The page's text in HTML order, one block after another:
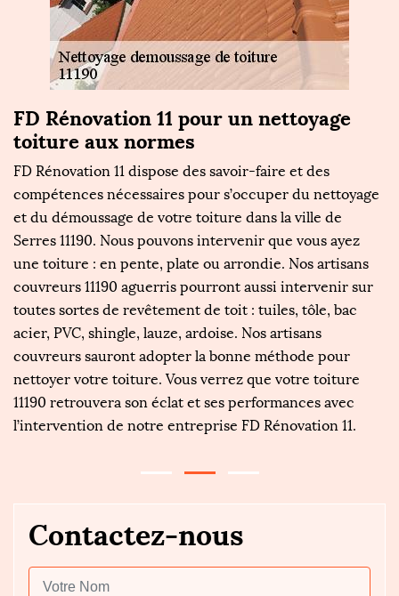
FD Rénovation 11 pour un nettoyage
toiture aux normes
FD Rénovation 11 dispose des savoir-faire et des
compétences nécessaires pour s’occuper du nettoyage
et du démoussage de votre toiture dans la ville de
Serres 11190. Nous pouvons intervenir que vous ayez
une toiture : en pente, plate ou arrondie. Nos artisans
couvreurs 11190 aguerris pourront aussi intervenir sur
toutes sortes de revêtement de toit : tuiles, tôle, bac
acier, PVC, shingle, lauze, ardoise. Nos artisans
couvreurs sauront adopter la bonne méthode pour
nettoyer votre toiture. Vous verrez que votre toiture
11190 retrouvera son éclat et ses performances avec
l’intervention de notre entreprise FD Rénovation 11.
Contactez-nous